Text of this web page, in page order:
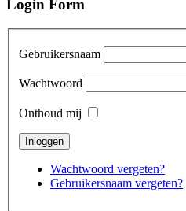
Login Form
Gebruikersnaam
Wachtwoord
Onthoud mij
Wachtwoord vergeten?
Gebruikersnaam vergeten?